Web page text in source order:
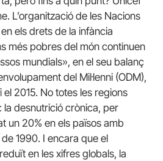
L’organització de les Nacions
els drets de la infància
més pobres del món continuen
mundials», en el seu balanç
del Mil·lenni (ODM),
2015. No totes les regions
la desnutrició crònica, per
un 20% en els països amb
1990. I encara que el
en les xifres globals, la